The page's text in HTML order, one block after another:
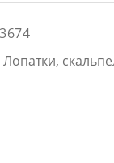
Лопатки,